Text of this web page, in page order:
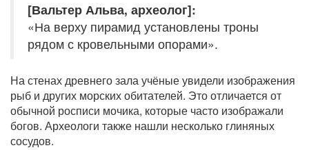
[Вальтер Альва, археолог]:
«На верху пирамид установлены троны
рядом с кровельными опорами».
На стенах древнего зала учёные увидели изображения
рыб и других морских обитателей. Это отличается от
обычной росписи мочика, которые часто изображали
богов. Археологи также нашли несколько глиняных
сосудов.